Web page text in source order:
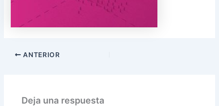
ANTERIOR
Deja una respuesta